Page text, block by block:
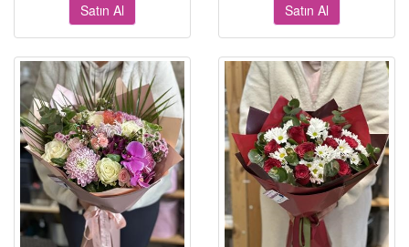
Satın Al Satın Al